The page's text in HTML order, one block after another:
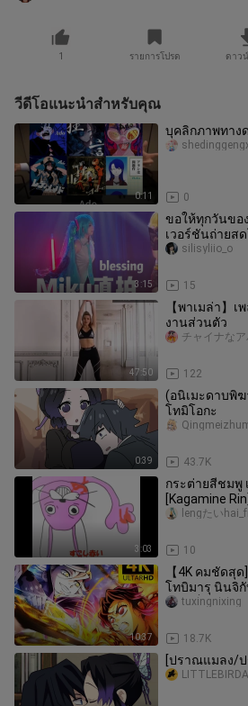
1 รายการโปรด ดาว
วีดีโอแนะนำสำหรับคุณ
0:11
บุคลิกภาพทา
0
3:15
ขอให้ทุกวันขอ
เวอร์ชันถ่ายส
15
silisyliio_o
47:50
【พาเมล่า】
งานส่วนตัว
122
チャイナな
0:39
(อนิเมะดาบพิ
โทมิโอกะ
43.7K
3:03
กระต่ายสีชมพู
[Kagamine
10
lengたい
10:37
【4K คมชัดสุ
โทบิมารุ นินจิกั
ชีวิตเป็นคนแรก
18.7K
tuxingnixing
[ปราณแมลง/